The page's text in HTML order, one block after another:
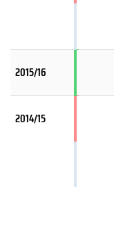
2015/16
2014/15